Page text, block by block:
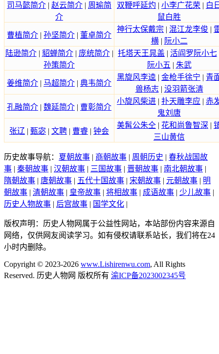
司马懿简介 | 赵云简介 | 周瑜简
介
双鞭呼延灼 | 小李广花荣 | 白
鼠白胜
曹植简介 | 孙坚简介 | 董卓简介
神行太保戴宗 | 混江龙李俊 |
横| 阮小二
陆逊简介| 貂蝉简介| 庞统简介|
孙策简介
托塔天王晁盖 | 活阎罗阮小七
阮小五 | 朱武
姜维简介 | 马超简介 | 典韦简介
黑旋风李逵 | 金枪手徐宁 | 青
兽杨志| 没羽箭张清
孔融简介 | 魏延简介 | 曹彰简介
小旋风柴进 | 扑天雕李应 | 赤
鬼刘唐
张辽 | 甄宓 | 文聘 | 曹睿 | 钟会
美髯公朱仝 | 花和尚鲁智深 |
三山黄信
历史故事导航： 夏朝故事 | 商朝故事 | 周朝历史 | 春秋战国故
事 | 秦朝故事 | 汉朝故事 | 三国故事 | 晋朝故事 | 南北朝故事 |
隋朝故事 | 唐朝故事 | 五代十国故事 | 宋朝故事 | 元朝故事 | 明
朝故事 | 清朝故事 | 皇帝故事 | 将相故事 | 成语故事 | 少儿故事 |
历史人物故事 | 后宫故事 | 国学文化 |
版权声明：历史人物网属于公益性网站，本站部份内容来源自
网络，仅供网友阅读学习。如有侵权请联系站长，我们将在24
小时内删除。
Copyright © 2023-2026 www.Lishirenwu.com, All Rights
Reserved. 历史人物网 版权所有 渝ICP备2023002345号